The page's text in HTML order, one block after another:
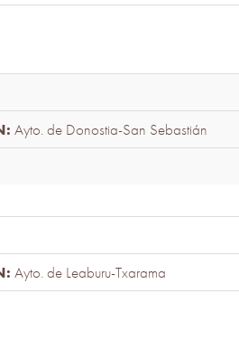
Ayto. de Donostia-San Sebastián
Ayto. de Leaburu-Txarama